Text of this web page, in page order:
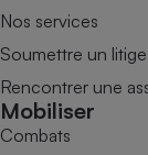
Nos services
Soumettre un litige
Rencontrer une
Mobiliser
Combats